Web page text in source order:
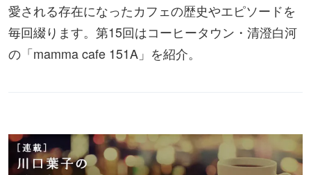
愛される存在になったカフェの歴史やエピソードを
毎回綴ります。第15回はコーヒータウン・清澄白河
の「mamma cafe 151A」を紹介。